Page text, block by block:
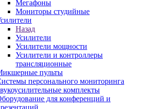
Мегафоны
Мониторы студийные
Назад
Усилители
Усилители мощности
Усилители и контроллеры
трансляционные
пульты
персонального мониторинга
комплекты
для конференций и